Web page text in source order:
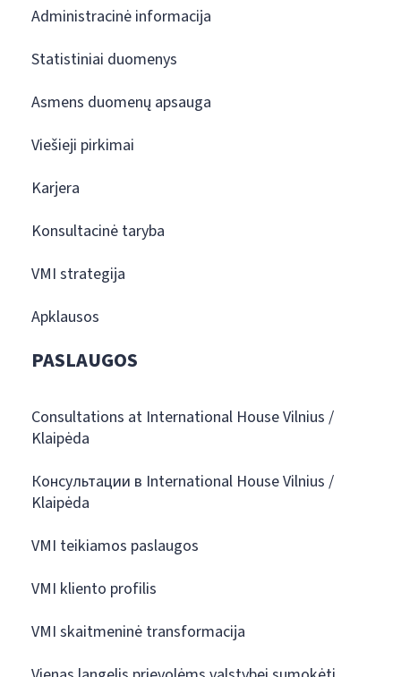
Administracinė informacija
Statistiniai duomenys
Asmens duomenų apsauga
Viešieji pirkimai
Karjera
Konsultacinė taryba
VMI strategija
Apklausos
PASLAUGOS
Consultations at International House Vilnius /
Klaipėda
Консультации в International House Vilnius /
Klaipėda
VMI teikiamos paslaugos
VMI kliento profilis
VMI skaitmeninė transformacija